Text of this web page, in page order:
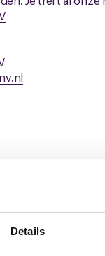
Details